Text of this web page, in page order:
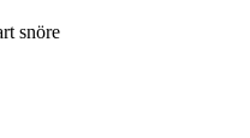
snöre